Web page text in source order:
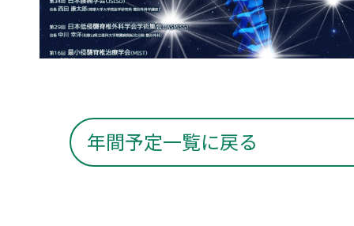
年間予定一覧に戻る